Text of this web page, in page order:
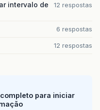
intervalo de
12 respostas
6 respostas
12 respostas
para iniciar